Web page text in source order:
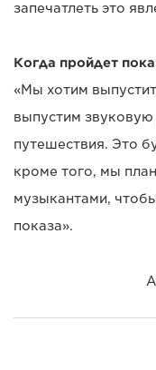
запечатлеть это
Когда пройдет
«Мы хотим
выпустим
путешествия. Это
кроме того, мы
музыкантами,
показа».